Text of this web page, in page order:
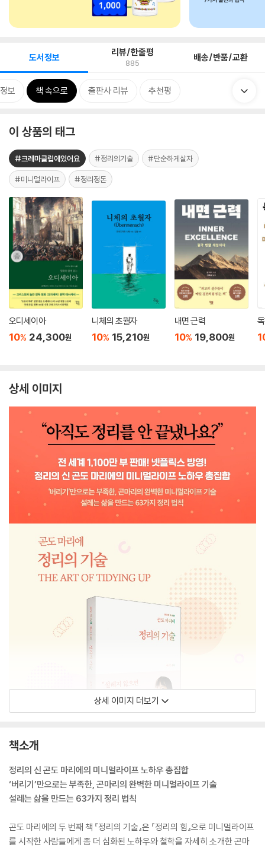
도서정보 리뷰/한줄평
885 배송/반품/교환
보 책 속으로 출판사 리뷰 추천평
이 상품의 태그
#크레마클럽에있어요 #정리의기술 #단순하게살자
#미니멀라이프 #정리정돈
오디세이아
10% 24,300원
니체의 초월자
10% 15,210원
내면 근력
10% 19,800원
상세 이미지
상세 이미지 더보기
책소개
정리의 신 곤도 마리에의 미니멀라이프 노하우 총집합
‘버리기’만으로는 부족한, 곤마리의 완벽한 미니멀라이프 기술
설레는 삶을 만드는 63가지 정리 법칙
곤도 마리에의 두 번째 책 『정리의 기술』은 『정리의 힘』으로 미니멀라이프
를 시작한 사람들에게 좀 더 심화된 노하우와 철학을 자세히 소개한 곤마